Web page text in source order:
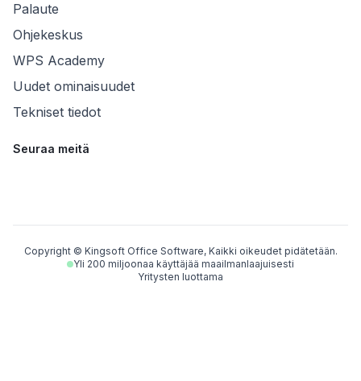
Palaute
Ohjekeskus
WPS Academy
Uudet ominaisuudet
Tekniset tiedot
Seuraa meitä
Copyright © Kingsoft Office Software, Kaikki oikeudet pidätetään.
Yli 200 miljoonaa käyttäjää maailmanlaajuisesti
Yritysten luottama